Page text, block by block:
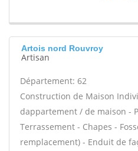
Artois nord Rouvroy
Artisan
Département: 62
Construction de Maison
dappartement / de maison -
Terrassement - Chapes -
remplacement) - Enduit de